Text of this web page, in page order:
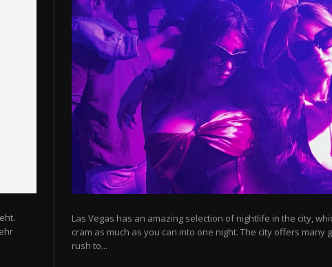
Las Vegas has an amazing selection of nightlife in the city,
cram as much as you can into one night. The city offers many
rush to...